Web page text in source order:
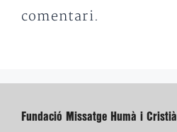
comentari.
Fundació Missatge Humà i Cristià